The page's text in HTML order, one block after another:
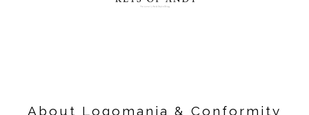
About Logomania & Conformity